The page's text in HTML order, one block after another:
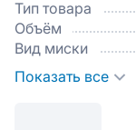
Тип товара
Объём
Вид миски
Показать все